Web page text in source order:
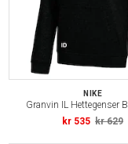
NIKE
Granvin IL Hettegenser
kr 535 kr 629